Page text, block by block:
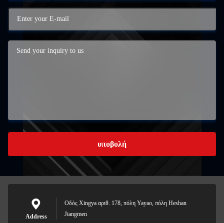
υποβολή
Address
Οδός Xingya αριθ. 178, πόλη Yayao, πόλη Heshan
Jiangmen